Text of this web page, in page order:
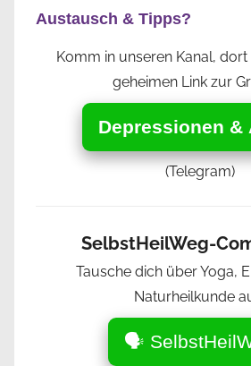
Austausch & Tipps?
Komm in unseren Kanal,
geheimen Link zur
Depressionen &
(Telegram)
SelbstHeilWeg-
Tausche dich über Yoga,
Naturheilkunde
🗣️